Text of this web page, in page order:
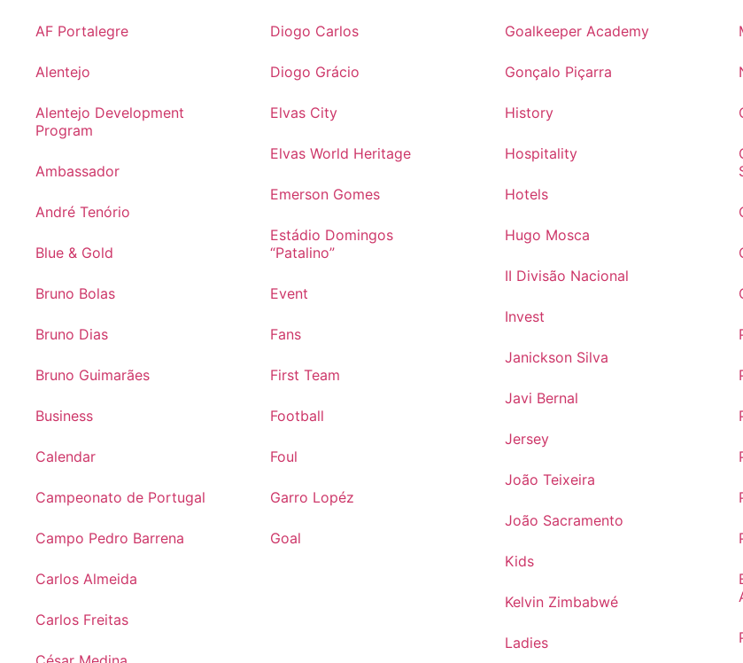
AF Portalegre
Alentejo
Alentejo Development
Program
Ambassador
André Tenório
Blue & Gold
Bruno Bolas
Bruno Dias
Bruno Guimarães
Business
Calendar
Campeonato de Portugal
Campo Pedro Barrena
Carlos Almeida
Carlos Freitas
Diogo Carlos
Diogo Grácio
Elvas City
Elvas World Heritage
Emerson Gomes
Estádio Domingos
“Patalino”
Event
Fans
First Team
Football
Foul
Garro Lopéz
Goal
Goalkeeper Academy
Gonçalo Piçarra
History
Hospitality
Hotels
Hugo Mosca
II Divisão Nacional
Invest
Janickson Silva
Javi Bernal
Jersey
João Teixeira
João Sacramento
Kids
Kelvin Zimbabwé
Ladies